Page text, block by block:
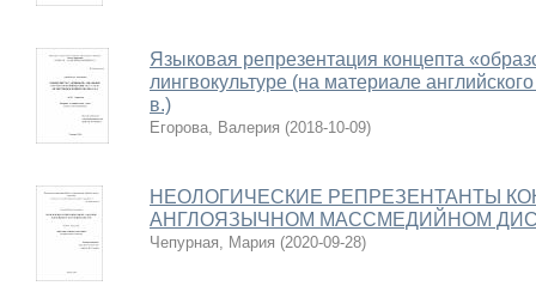
Языковая репрезентация концепта
лингвокультуре (на материале
в.)
Егорова, Валерия (2018-10-09)
НЕОЛОГИЧЕСКИЕ РЕПРЕЗЕНТАНТЫ
АНГЛОЯЗЫЧНОМ МАССМЕДИЙНОМ
Чепурная, Мария (2020-09-28)